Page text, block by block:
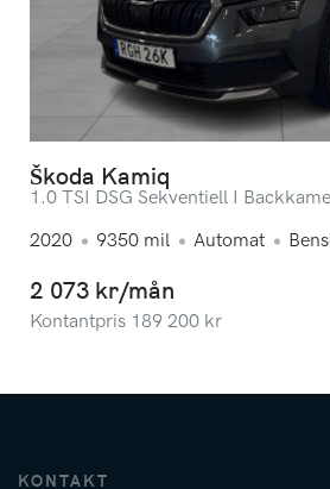
Škoda Kamiq
1.0 TSI DSG Sekventiell I
2020
9350 mil Automat
2 073 kr/mån
Kontantpris 189 200 kr
KONTAKT